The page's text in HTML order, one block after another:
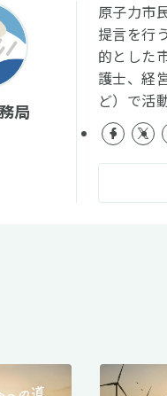
局
原子力市
提言を行
的とした
護士、経
ど）で活